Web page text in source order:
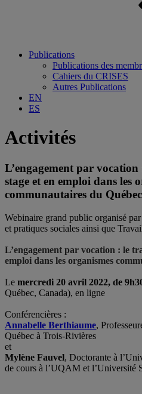
Publications
Publications des
Cahiers du CRISES
Autres Publications
EN
ES
Activités
L’engagement par
stage et en emploi dans les
communautaires du Québec
Webinaire grand public organisé
et pratiques sociales ainsi que
L’engagement par vocation : le
emploi dans les organismes
Le mercredi 20 avril 2022, de
Québec, Canada), en ligne
Conférencières :
Annabelle Berthiaume,
Québec à Trois-Rivières
et
Mylène Fauvel, Doctorante à
de cours à l’UQAM et l’Université